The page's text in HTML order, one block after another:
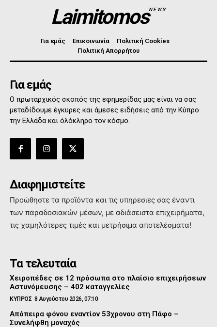
LaimitomosNEWS
Για εμάς Επικοινωνία
Πολιτική Cookies
Πολιτική Απορρήτου
Για εμάς
Ο πρωταρχικός σκοπός της εφημερίδας μας είναι να σας
μεταδίδουμε έγκυρες και άμεσες ειδήσεις από την Κύπρο
την Ελλάδα και όλόκληρο τον κόσμο.
Διαφημιστείτε
Προώθηστε τα προϊόντα και τις υπηρεσιες σας έναντι
των παραδοσιακών μέσων, με αδιάσειστα επιχειρήματα,
τις χαμηλότερες τιμές και μετρήσιμα αποτελέσματα!
Τα τελευταία
Χειροπέδες σε 12 πρόσωπα στο πλαίσιο επιχειρήσεων
Αστυνόμευσης – 402 καταγγελίες
ΚΥΠΡΟΣ 8 Αυγούστου 2026, 07:10
Απόπειρα φόνου εναντίον 53χρονου στη Πάφο –
Συνελήφθη μοναχός